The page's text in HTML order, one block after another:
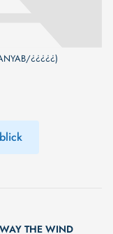
¿¿¿¿¿)
THE WIND